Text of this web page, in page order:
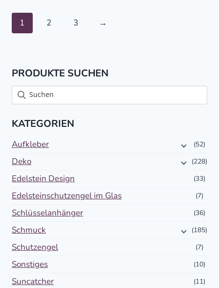
1 2 3 →
PRODUKTE SUCHEN
KATEGORIEN
Aufkleber (52)
Deko (228)
Edelstein Design (33)
Edelsteinschutzengel im Glas (7)
Schlüsselanhänger (36)
Schmuck (185)
Schutzengel (7)
Sonstiges (10)
Suncatcher (11)